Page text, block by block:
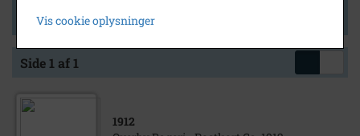
Vis kun med geo-tag
Side 1 af 1
1912
Vis cookie oplysninger